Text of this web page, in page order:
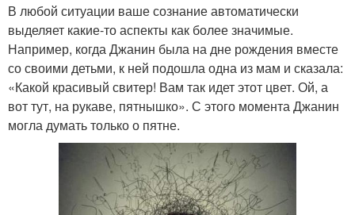
В любой ситуации ваше сознание автоматически
выделяет какие-то аспекты как более значимые.
Например, когда Джанин была на дне рождения вместе
со своими детьми, к ней подошла одна из мам и сказала:
«Какой красивый свитер! Вам так идет этот цвет. Ой, а
вот тут, на рукаве, пятнышко». С этого момента Джанин
могла думать только о пятне.